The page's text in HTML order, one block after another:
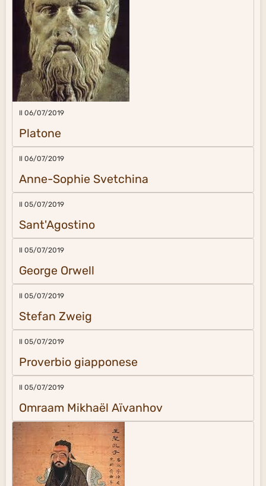
Il 06/07/2019
Platone
Il 06/07/2019
Anne-Sophie Svetchina
Il 05/07/2019
Sant'Agostino
Il 05/07/2019
George Orwell
Il 05/07/2019
Stefan Zweig
Il 05/07/2019
Proverbio giapponese
Il 05/07/2019
Omraam Mikhaël Aïvanhov